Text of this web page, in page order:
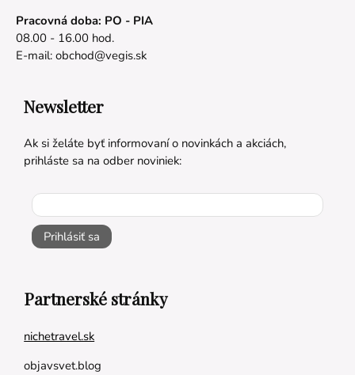
Pracovná doba: PO - PIA
08.00 - 16.00 hod.
E-mail: obchod@vegis.sk
Newsletter
Ak si želáte byť informovaní o novinkách a akciách,
prihláste sa na odber noviniek:
Prihlásiť sa
Partnerské stránky
nichetravel.sk
objavsvet.blog